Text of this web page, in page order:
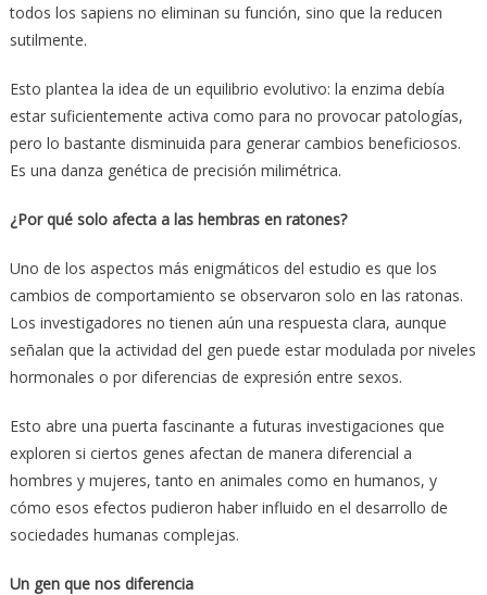
todos los sapiens no eliminan su función, sino que la reducen
sutilmente.
Esto plantea la idea de un equilibrio evolutivo: la enzima debía
estar suficientemente activa como para no provocar patologías,
pero lo bastante disminuida para generar cambios beneficiosos.
Es una danza genética de precisión milimétrica.
¿Por qué solo afecta a las hembras en ratones?
Uno de los aspectos más enigmáticos del estudio es que los
cambios de comportamiento se observaron solo en las ratonas.
Los investigadores no tienen aún una respuesta clara, aunque
señalan que la actividad del gen puede estar modulada por niveles
hormonales o por diferencias de expresión entre sexos.
Esto abre una puerta fascinante a futuras investigaciones que
exploren si ciertos genes afectan de manera diferencial a
hombres y mujeres, tanto en animales como en humanos, y
cómo esos efectos pudieron haber influido en el desarrollo de
sociedades humanas complejas.
Un gen que nos diferencia